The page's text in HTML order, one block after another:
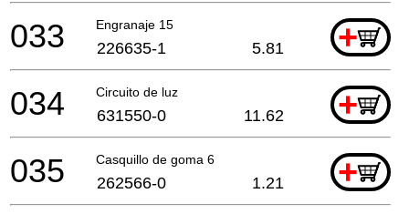
Engranaje 15 +
033 226635-1 5.81
Circuito de luz +
034 631550-0 11.62
Casquillo de goma 6 +
035 262566-0 1.21